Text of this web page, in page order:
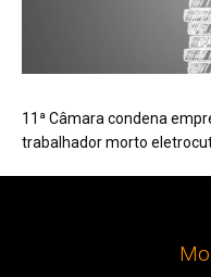
11ª Câmara condena
trabalhador morto